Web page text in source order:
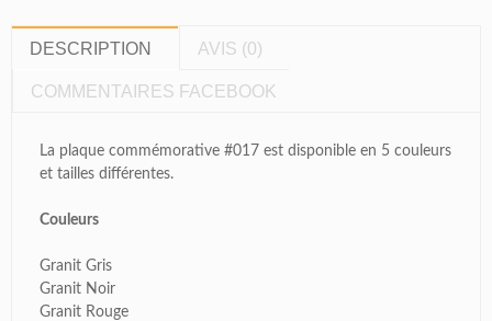
DESCRIPTION AVIS (0)
COMMENTAIRES FACEBOOK
La plaque commémorative #017 est disponible en 5 couleurs
et tailles différentes.
Couleurs
Granit Gris
Granit Noir
Granit Rouge